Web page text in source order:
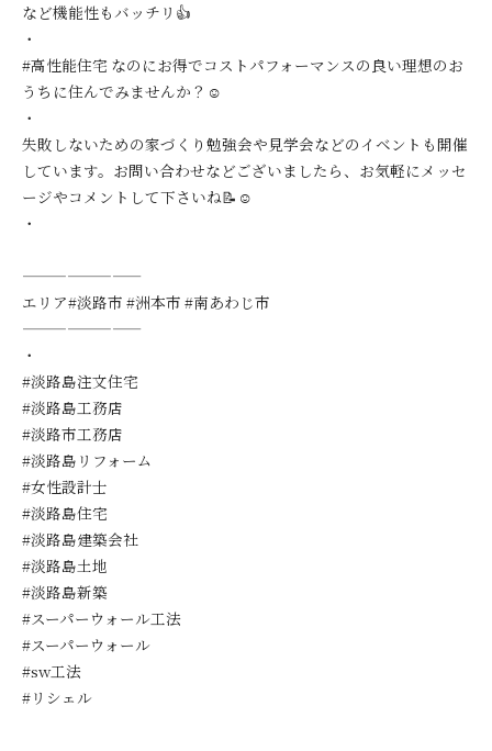
など機能性もバッチリ👍
・
#高性能住宅 なのにお得でコストパフォーマンスの良い理想のお
うちに住んでみませんか？☺️
・
失敗しないための家づくり勉強会や見学会などのイベントも開催
しています。お問い合わせなどございましたら、お気軽にメッセ
ージやコメントして下さいね📝☺️
・
————————
エリア#淡路市 #洲本市 #南あわじ市
————————
・
#淡路島注文住宅
#淡路島工務店
#淡路市工務店
#淡路島リフォーム
#女性設計士
#淡路島住宅
#淡路島建築会社
#淡路島土地
#淡路島新築
#スーパーウォール工法
#スーパーウォール
#sw工法
#リシェル